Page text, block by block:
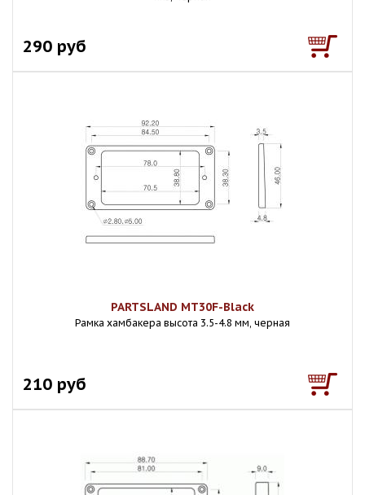
290 руб
PARTSLAND MT30F-Black
Рамка хамбакера высота 3.5-4.8 мм, черная
210 руб